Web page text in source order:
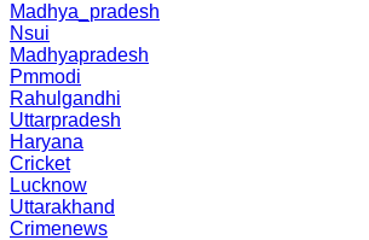
Madhya_pradesh
Nsui
Madhyapradesh
Pmmodi
Rahulgandhi
Uttarpradesh
Haryana
Cricket
Lucknow
Uttarakhand
Crimenews